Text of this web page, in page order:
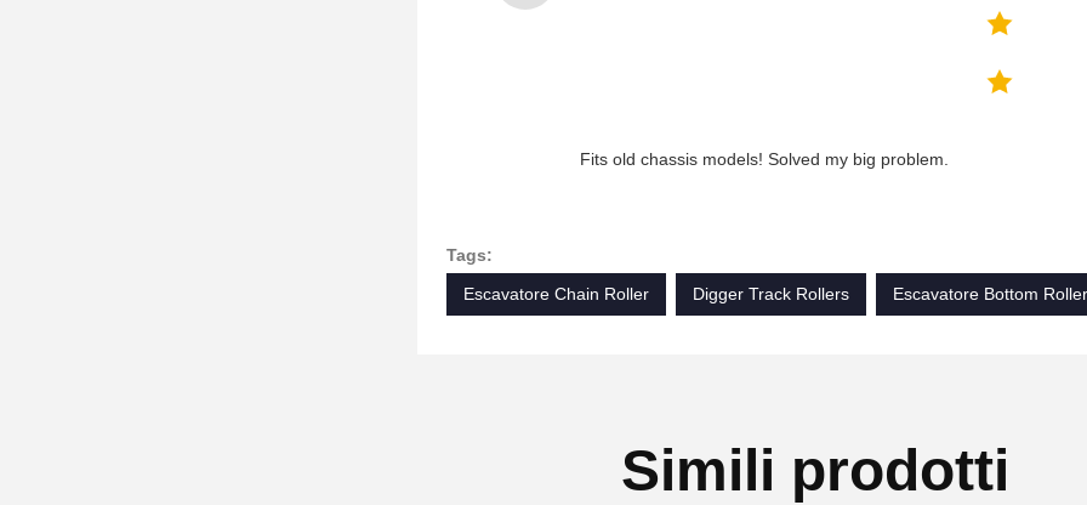
Fits old chassis models! Solved my big problem.
Tags:
Escavatore Chain Roller
Digger Track Rollers Escavatore Bottom
Simili prodotti